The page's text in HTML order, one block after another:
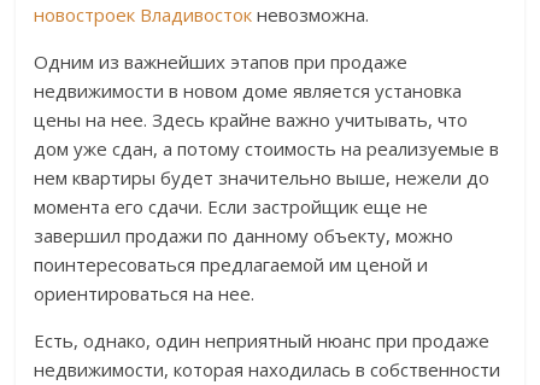
новостроек Владивосток невозможна.
Одним из важнейших этапов при продаже
недвижимости в новом доме является установка
цены на нее. Здесь крайне важно учитывать, что
дом уже сдан, а потому стоимость на реализуемые в
нем квартиры будет значительно выше, нежели до
момента его сдачи. Если застройщик еще не
завершил продажи по данному объекту, можно
поинтересоваться предлагаемой им ценой и
ориентироваться на нее.
Есть, однако, один неприятный нюанс при продаже
недвижимости, которая находилась в собственности